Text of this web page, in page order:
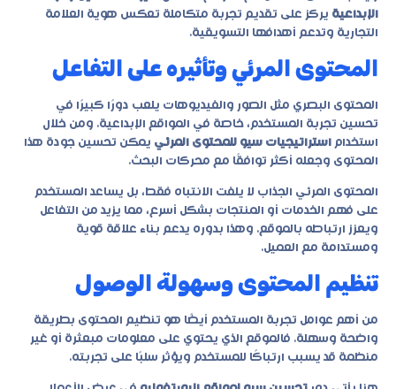
الإبداعية يركز على تقديم تجربة متكاملة تعكس هوية العلامة
التجارية وتدعم أهدافها التسويقية.
المحتوى المرئي وتأثيره على التفاعل
المحتوى البصري مثل الصور والفيديوهات يلعب دورًا كبيرًا في
تحسين تجربة المستخدم، خاصة في المواقع الإبداعية. ومن خلال
استخدام استراتيجيات سيو للمحتوى المرئي يمكن تحسين جودة هذا
المحتوى وجعله أكثر توافقًا مع محركات البحث.
المحتوى المرئي الجذاب لا يلفت الانتباه فقط، بل يساعد المستخدم
على فهم الخدمات أو المنتجات بشكل أسرع، مما يزيد من التفاعل
ويعزز ارتباطه بالموقع. وهذا بدوره يدعم بناء علاقة قوية
ومستدامة مع العميل.
تنظيم المحتوى وسهولة الوصول
من أهم عوامل تجربة المستخدم أيضًا هو تنظيم المحتوى بطريقة
واضحة وسهلة. فالموقع الذي يحتوي على معلومات مبعثرة أو غير
منظمة قد يسبب ارتباكًا للمستخدم ويؤثر سلبًا على تجربته.